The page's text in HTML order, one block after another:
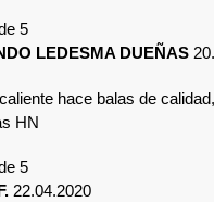
5
LEDESMA DUEÑAS
hace balas de
HN
5
22.04.2020